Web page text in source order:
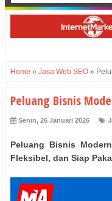
Home » Jasa Web SEO »
Peluang Bisnis
Senin, 26 Januari 2026
Peluang Bisnis
Fleksibel, dan Siap